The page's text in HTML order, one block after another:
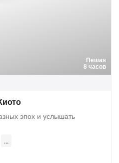
Пешая
8 часов
эпох и услышать